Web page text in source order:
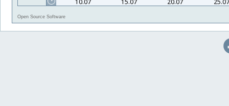
Open Source Software